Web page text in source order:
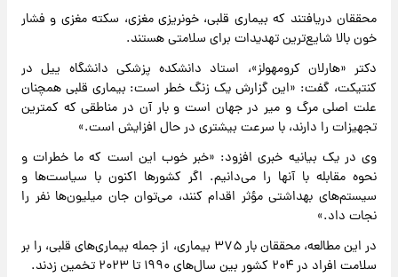
محققان دریافتند که بیماری قلبی، خونریزی مغزی، سکته مغزی و فشار
خون بالا شایع‌ترین تهدیدات برای سلامتی هستند.
دکتر «هارلان کرومهولز»، استاد دانشکده پزشکی دانشگاه ییل در
کنتیکت، گفت: «این گزارش یک زنگ خطر است: بیماری قلبی همچنان
علت اصلی مرگ و میر در جهان است و بار آن در مناطقی که کمترین
تجهیزات را دارند، با سرعت بیشتری در حال افزایش است.»
وی در یک بیانیه خبری افزود: «خبر خوب این است که ما خطرات و
نحوه مقابله با آنها را می‌دانیم. اگر کشورها اکنون با سیاست‌ها و
سیستم‌های بهداشتی مؤثر اقدام کنند، می‌توان جان میلیون‌ها نفر را
نجات داد.»
در این مطالعه، محققان بار ۳۷۵ بیماری، از جمله بیماری‌های قلبی، را بر
سلامت افراد در ۲۰۴ کشور بین سال‌های ۱۹۹۰ تا ۲۰۲۳ تخمین زدند.